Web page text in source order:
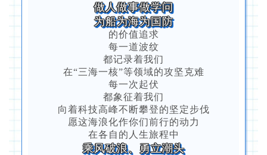
做人做事做学问
为船为海为国防
的价值追求
每一道波纹
都记录着我们
在“三海一核”等领域的攻坚克难
每一次起伏
都象征着我们
向着科技高峰不断攀登的坚定步伐
愿这海浪化作你们前行的动力
在各自的人生旅程中
乘风破浪、勇立潮头